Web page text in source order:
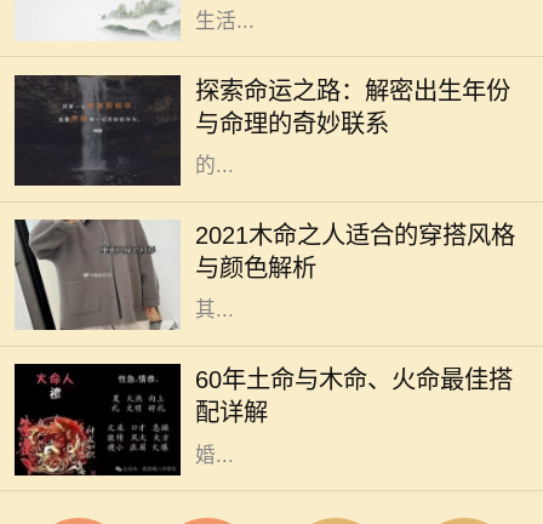
生活...
探索命运之路：解密出生年份
与命理的奇妙联系
在中国传统文化中，命理学一直扮演
着重要的角色。古人相信，一个人出
生的年份、月份、日期和时辰直接影
响着他们的命运。而其中，出生年份
的...
2021木命之人适合的穿搭风格
与颜色解析
2021年是农历辛丑年，对于木命的人
而言，这一年的穿搭选择直接影响着
他们的气场与运势。木命属于五行中
的一种，象征着生长、旺盛与活力，
其...
60年土命与木命、火命最佳搭
配详解
在中国传统命理学中，每个人的命格
都是不同的，而土命、木命和火命则
是常被讨论的一类。这种讨论不仅涉
及到个人命理，还影响着人际关系、
婚...